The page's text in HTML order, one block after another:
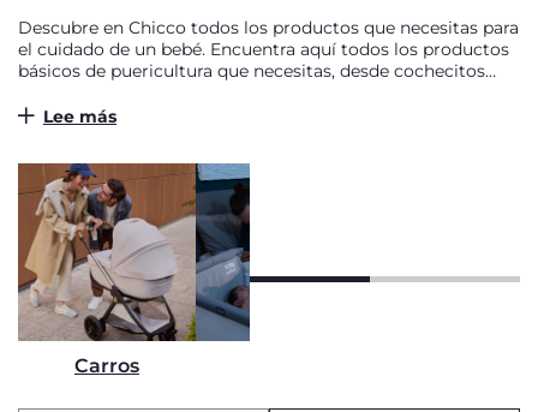
Descubre en Chicco todos los productos que necesitas para
el cuidado de un bebé. Encuentra aquí todos los productos
básicos de puericultura que necesitas, desde cochecitos
Lee más
Carros